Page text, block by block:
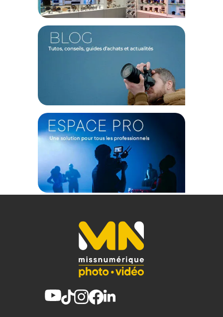
pour que vous restiez pleinement concentré sur la
composition de l'image.
Caractéristiques du volant rallongé Tilta Nucleus-M II
Compatibilité : Unité manuelle Tilta Nucleus-M II FIZ
Type d'accessoire : Volant de mise au point surdimensionné
Bénéfice principal : Allongement de la course de mise au
point manuelle
CONTENU DU CARTON
1x Volant rallongé pour unité manuelle Tilta Nucleus-M II FIZ
Offre valable jusqu'au 07-08-2026 inclus.
Code EAN Tilta Volant rallongé pour l'unité manuelle Nucleus-
M II FIZ - Fixation & harnais - Achat et Prix :
6937134617863
Garantie 2 ans
relais situé en France continentale uniquement, valable uniquement
sur les produits de moins de 1m et moins de 20Kg.
(2) Nombre de points Fidélité estimés, hors remises au panier, basé
sur le prix TTC en €, les points seront effectivement calculés dans le